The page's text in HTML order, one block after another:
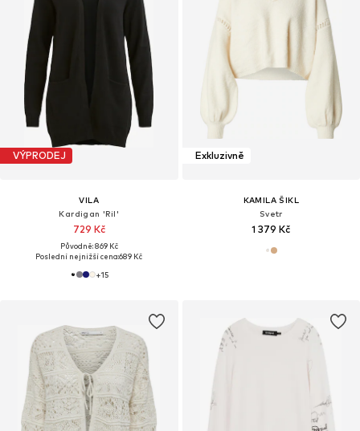
VÝPRODEJ
VILA
Kardigan 'Ril'
729 Kč
Původně: 869 Kč
Poslední nejnižší cena:689 Kč
+15
Exkluzivně
KAMILA ŠIKL
Svetr
1 379 Kč